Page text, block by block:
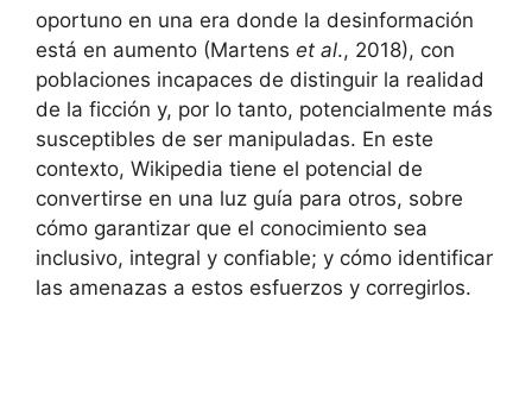
oportuno en una era donde la desinformación
está en aumento (Martens et al., 2018), con
poblaciones incapaces de distinguir la realidad
de la ficción y, por lo tanto, potencialmente más
susceptibles de ser manipuladas. En este
contexto, Wikipedia tiene el potencial de
convertirse en una luz guía para otros, sobre
cómo garantizar que el conocimiento sea
inclusivo, integral y confiable; y cómo identificar
las amenazas a estos esfuerzos y corregirlos.